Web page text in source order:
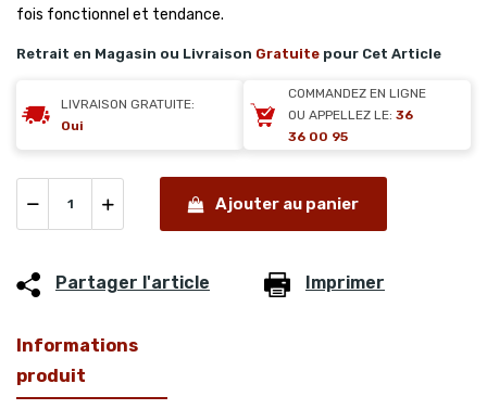
fois fonctionnel et tendance.
Retrait en Magasin ou Livraison Gratuite pour Cet Article
LIVRAISON GRATUITE:
Oui
COMMANDEZ EN LIGNE
OU APPELLEZ LE: 36
36 00 95
Ajouter au panier
Partager l'article Imprimer
Informations
produit